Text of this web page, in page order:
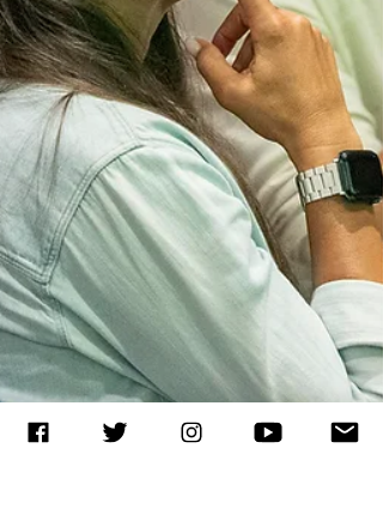
rendimientos indivi